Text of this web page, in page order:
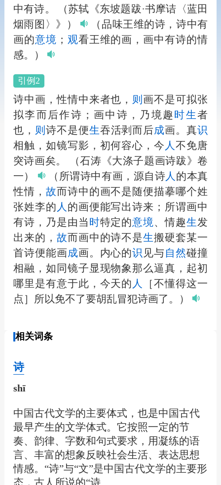
中有诗。
（苏轼《东坡题跋·书摩诘〈蓝田
烟雨图〉》）
（品味王维的诗，诗中有
画的意境 ； 观看王维的画，画中有诗的情
感。）
引例2
诗中画，性情中来者也， 则 画不是可拟张
拟李而后作诗；画中诗，乃境趣 时生者
也， 则 诗不是便生吞活剥而后成画。真识
相触，如镜写影，初何容心，今 人不免唐
突诗画矣。
（石涛《大涤子题画诗跋》卷
一）
（所谓诗中有画，源自诗人 的本真
性情， 故而诗中的画不是随便描摹哪个姓
张姓李的 人 的画便能写出诗来；所谓画中
有诗，乃是由当 时特定的意境、情趣生发
出来的， 故而画中的诗不是生搬硬套某一
首诗便能画成画。内心的识 见与自然碰撞
相融，如同镜子显现物象那么逼真，起初
哪里是有意于此，今天的 人
［不懂得这一
点］所以免不了要胡乱冒犯诗画了。）
相关词条
诗
shī
中国古代文学的主要体式，也是中国古代
最早产生的文学体式。它按照一定的节
奏、韵律、字数和句式要求，用凝练的语
言、丰富的想象反映社会生活、表达思想
情感。“诗”与“文”是中国古代文学的主要形
态，古人所说的“诗…